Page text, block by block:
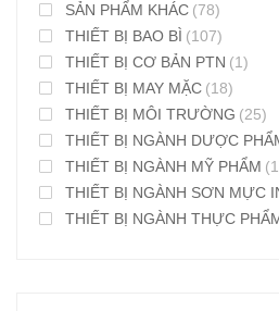
SẢN PHẨM KHÁC (78)
THIẾT BỊ BAO BÌ (107)
THIẾT BỊ CƠ BẢN PTN (1)
THIẾT BỊ MAY MẶC (18)
THIẾT BỊ MÔI TRƯỜNG (25)
THIẾT BỊ NGÀNH DƯỢC
THIẾT BỊ NGÀNH MỸ PHẨM
THIẾT BỊ NGÀNH SƠN MỰC
THIẾT BỊ NGÀNH THỰC